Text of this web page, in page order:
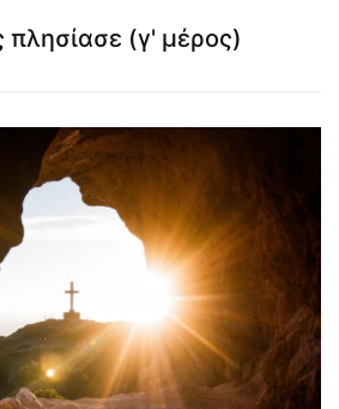
πλησίασε (γ' μέρος)